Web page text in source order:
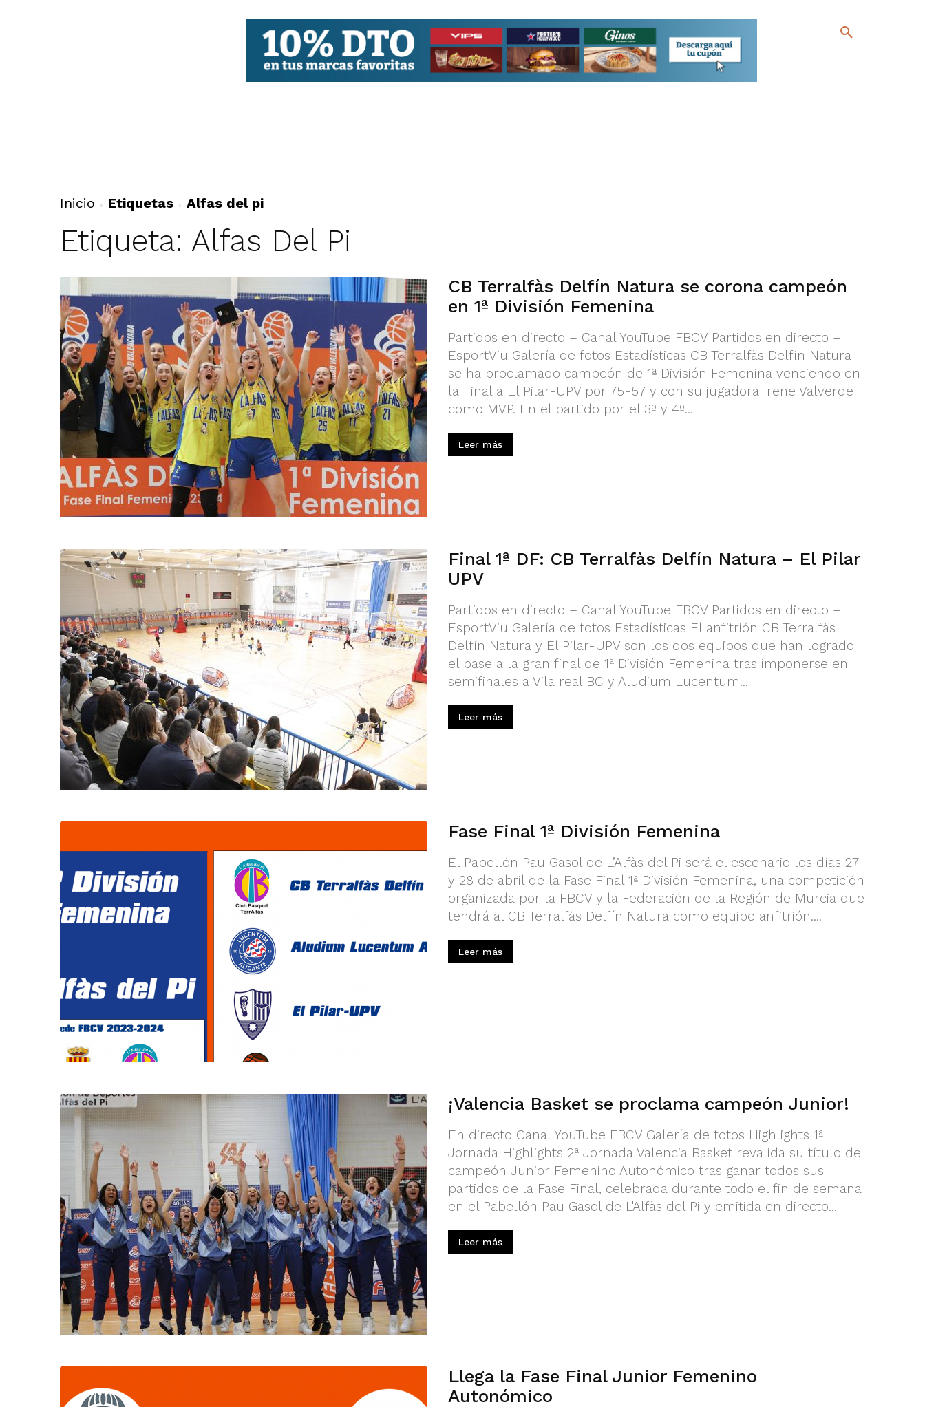
Inicio Etiquetas Alfas del pi
Etiqueta: Alfas Del Pi
CB Terralfàs Delfín Natura se corona campeón
en 1ª División Femenina
Partidos en directo – Canal YouTube FBCV Partidos en directo –
EsportViu Galería de fotos Estadísticas CB Terralfàs Delfín Natura
se ha proclamado campeón de 1ª División Femenina venciendo en
la Final a El Pilar-UPV por 75-57 y con su jugadora Irene Valverde
como MVP. En el partido por el 3º y 4º...
Leer más
Final 1ª DF: CB Terralfàs Delfín Natura – El Pilar
UPV
Partidos en directo – Canal YouTube FBCV Partidos en directo –
EsportViu Galería de fotos Estadísticas El anfitrión CB Terralfàs
Delfín Natura y El Pilar-UPV son los dos equipos que han logrado
el pase a la gran final de 1ª División Femenina tras imponerse en
semifinales a Vila real BC y Aludium Lucentum...
Leer más
Fase Final 1ª División Femenina
El Pabellón Pau Gasol de L’Alfàs del Pi será el escenario los días 27
y 28 de abril de la Fase Final 1ª División Femenina, una competición
organizada por la FBCV y la Federación de la Región de Murcia que
tendrá al CB Terralfàs Delfín Natura como equipo anfitrión....
Leer más
¡Valencia Basket se proclama campeón Junior!
En directo Canal YouTube FBCV Galería de fotos Highlights 1ª
Jornada Highlights 2ª Jornada Valencia Basket revalida su título de
campeón Junior Femenino Autonómico tras ganar todos sus
partidos de la Fase Final, celebrada durante todo el fin de semana
en el Pabellón Pau Gasol de L'Alfàs del Pi y emitida en directo...
Leer más
Llega la Fase Final Junior Femenino
Autonómico